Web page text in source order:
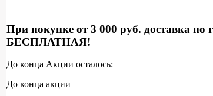
При покупке от 3 000 руб. доставка
БЕСПЛАТНАЯ!
До конца Акции осталось:
До конца акции